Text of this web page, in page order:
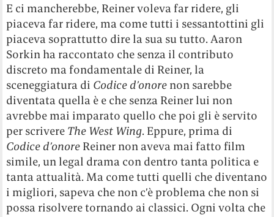
E ci mancherebbe, Reiner voleva far ridere, gli
piaceva far ridere, ma come tutti i sessantottini gli
piaceva soprattutto dire la sua su tutto. Aaron
Sorkin ha raccontato che senza il contributo
discreto ma fondamentale di Reiner, la
sceneggiatura di Codice d’onore non sarebbe
diventata quella è e che senza Reiner lui non
avrebbe mai imparato quello che poi gli è servito
per scrivere The West Wing. Eppure, prima di
Codice d’onore Reiner non aveva mai fatto film
simile, un legal drama con dentro tanta politica e
tanta attualità. Ma come tutti quelli che diventano
i migliori, sapeva che non c’è problema che non si
possa risolvere tornando ai classici. Ogni volta che